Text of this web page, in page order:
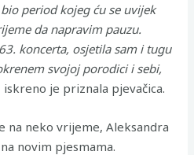
period kojeg ću se uvijek
da napravim pauzu.
koncerta, osjetila sam i tugu
svojoj porodici i sebi,
iskreno je priznala pjevačica.
na neko vrijeme, Aleksandra
novim pjesmama.